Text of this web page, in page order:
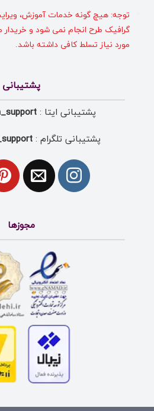
توجه: هیچ گونه خدمات آموزش،
گرافیک طرح انجام نمی شود و خریدار
مورد نیاز تسلط کافی داشته باشد.
پشتیبانی
پشتیبانی ایتا :
پشتیبانی تلگرام :
مجوزها